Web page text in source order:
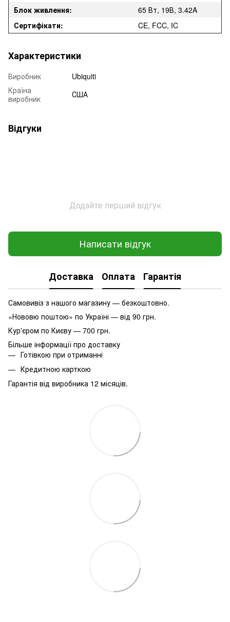
Блок живлення:
65 Вт, 19В, 3.42A
Сертифікати:
CE, FCC, IC
Характеристики
Виробник
Ubiquiti
Країна
виробник
США
Відгуки
Додайте перший відгук
Написати відгук
Доставка Оплата Гарантія
Самовивіз з нашого магазину — безкоштовно.
«Нововю поштою» по Україні — від 90 грн.
Кур'єром по Києву — 700 грн.
Більше інформації про доставку
Готівкою при отриманні
Кредитною карткою
Гарантія від виробника 12 місяців.